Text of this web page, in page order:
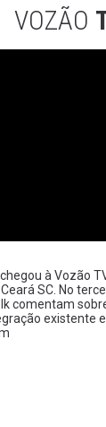
VOZÃO
à Vozão
SC. No
comentam
existente